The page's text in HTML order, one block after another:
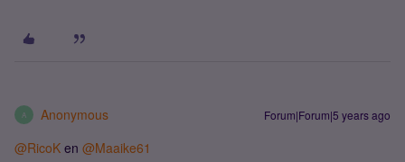
A Anonymous Forum|Forum|5 years ago
@RicoK en @Maaike61